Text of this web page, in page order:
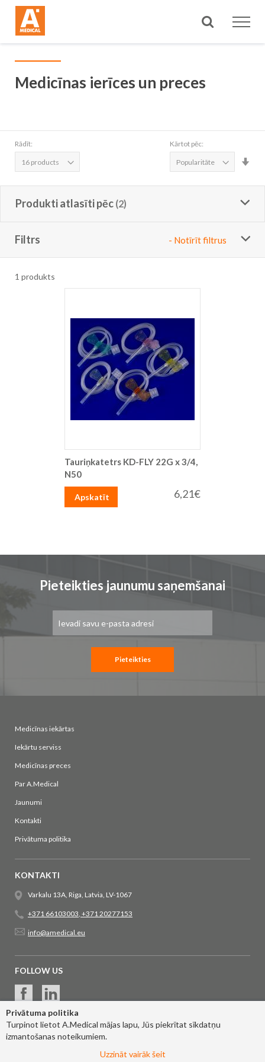
Privātuma politika
Turpinot lietot A.Medical mājas lapu, Jūs piekrītat sīkdatņu
izmantošanas noteikumiem.
Uzzināt vairāk šeit
Meklēt
Medicīnas ierīces un preces
Rādīt: Kārtot pēc:
Produkti atlasīti pēc
Filtrs - Notīrīt filtrus
1 produkts
Tauriņkatetrs KD-FLY 22G x 3/4,
N50
6,21€
Apskatīt
Pieteikties jaunumu saņemšanai
saņemšanai:
Pieteikties
Medicīnas iekārtas
Iekārtu serviss
Medicīnas preces
Par A.Medical
Jaunumi
Kontakti
Privātuma politika
KONTAKTI
Varkalu 13A, Riga, Latvia, LV-1067
+371 66103003, +371 20277153
info@amedical.eu
FOLLOW US